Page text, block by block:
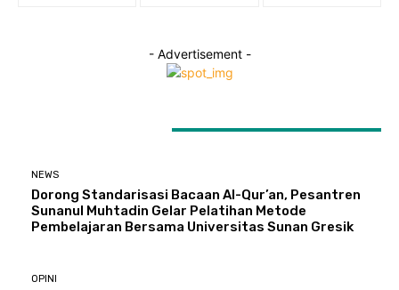
- Advertisement -
NEWS
Dorong Standarisasi Bacaan Al-Qur’an, Pesantren
Sunanul Muhtadin Gelar Pelatihan Metode
Pembelajaran Bersama Universitas Sunan Gresik
OPINI